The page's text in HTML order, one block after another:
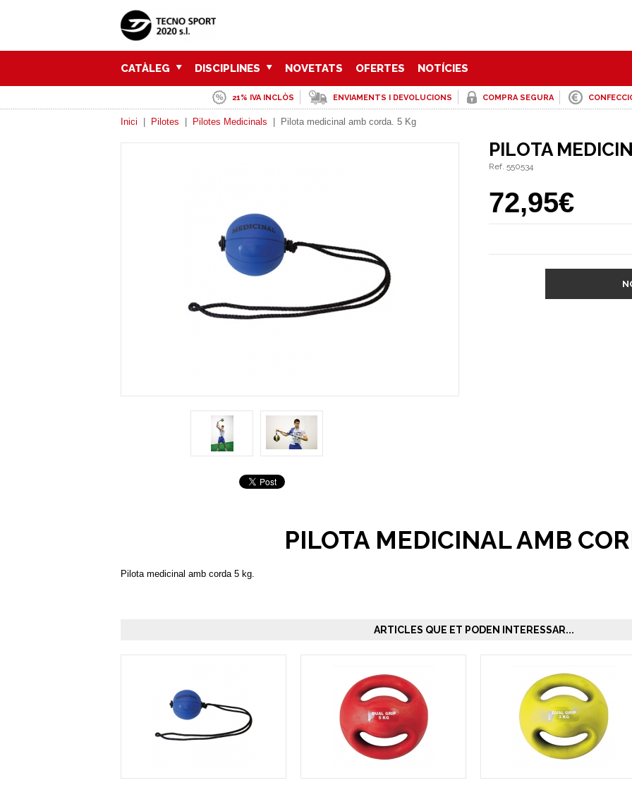
CATÀLEG DISCIPLINES NOVETATS OFERTES NOTÍCIES
21% IVA INCLÒS ENVIAMENTS I DEVOLUCIONS COMPRA SEGURA
Inici Pilotes Pilotes Medicinals Pilota medicinal amb corda. 5 Kg
PILOTA
Ref. 550534
72,95€
PILOTA MEDICINAL AMB
Pilota medicinal amb corda 5 kg.
ARTICLES QUE ET PODEN INTERESSAR...